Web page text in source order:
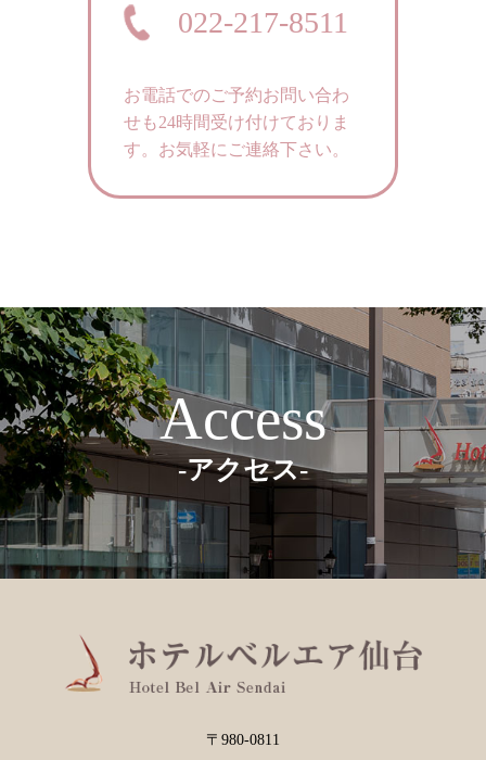
022-217-8511
お電話でのご予約お問い合わ
せも24時間受け付けておりま
す。 お気軽にご連絡下さい。
Access
-アクセス-
〒980-0811